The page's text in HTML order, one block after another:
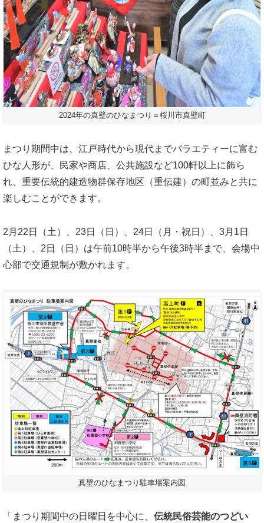
2024年の真壁のひなまつり＝桜川市真壁町
まつり期間中は、江戸時代から現代までバラエティーに富む
ひな人形が、民家や商店、公共施設など100軒以上に飾ら
れ、重要伝統的建造物群保存地区（重伝建）の町並みと共に
楽しむことができます。
2月22日（土）、23日（日）、24日（月・祝日）、3月1日
（土）、2日（日）は午前10時半から午後3時半まで、会場中
心部で交通規制が敷かれます。
真壁のひなまつり駐車場案内図
「まつり期間中の日曜日を中心に、 伝統民俗芸能のつどい